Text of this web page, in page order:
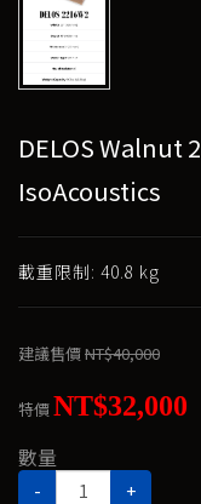
DELOS Walnut
IsoAcoustics
載重限制: 40.8 kg
建議售價NT$40,000
特價NT$32,000
數量
- +